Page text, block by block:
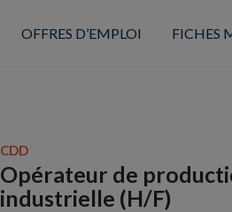
OFFRES D’EMPLOI FICHES
CDD
Opérateur de
industrielle (H/F)